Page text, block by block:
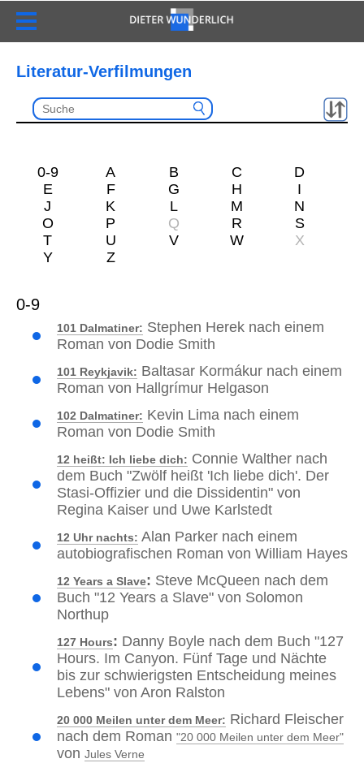
Literatur-Verfilmungen
0-9 A B C
D
E
F G H
I
J
K L M
N
O
P Q R
S
T
U V W
X
Y
Z
0-9
101 Dalmatiner: Stephen Herek nach einem
Roman von Dodie Smith
101 Reykjavik: Baltasar Kormákur nach einem
Roman von Hallgrímur Helgason
102 Dalmatiner: Kevin Lima nach einem
Roman von Dodie Smith
12 heißt: Ich liebe dich: Connie Walther nach
dem Buch "Zwölf heißt 'Ich liebe dich'. Der
Stasi-Offizier und die Dissidentin" von
Regina Kaiser und Uwe Karlstedt
12 Uhr nachts: Alan Parker nach einem
autobiografischen Roman von William Hayes
12 Years a Slave: Steve McQueen nach dem
Buch "12 Years a Slave" von Solomon
Northup
127 Hours: Danny Boyle nach dem Buch "127
Hours. Im Canyon. Fünf Tage und Nächte
bis zur schwierigsten Entscheidung meines
Lebens" von Aron Ralston
20 000 Meilen unter dem Meer: Richard Fleischer
nach dem Roman "20 000 Meilen unter dem Meer"
von Jules Verne